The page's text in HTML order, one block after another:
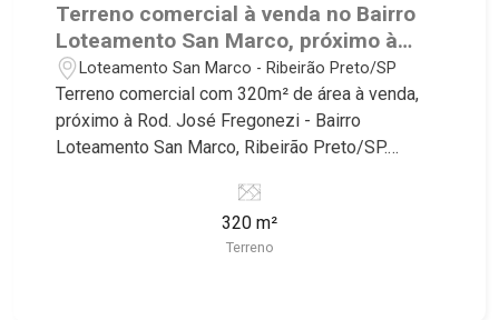
Terreno comercial à venda no Bairro
Loteamento San Marco, próximo à
Rod. José Fregonezi - Ribeirão
Preto/SP.
Loteamento San Marco - Ribeirão Preto/SP
Terreno comercial com 320m² de área à venda,
próximo à Rod. José Fregonezi - Bairro
Loteamento San Marco, Ribeirão Preto/SP.
Martinelli Imobiliária selecionou para você: -
320m² de área terreno - Plano Martinelli
Imobiliária - excelência absoluta no mercado
320 m²
Terreno